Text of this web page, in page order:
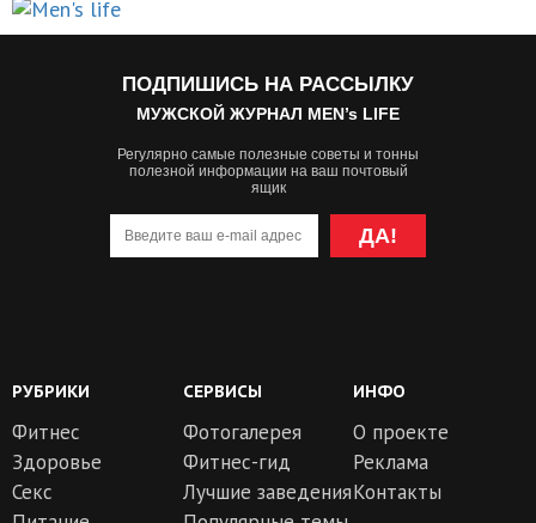
ПОДПИШИСЬ НА РАССЫЛКУ
МУЖСКОЙ ЖУРНАЛ MEN’s LIFE
Регулярно самые полезные советы и тонны
полезной информации на ваш почтовый
ящик
ДА!
РУБРИКИ
Фитнес
Здоровье
Секс
СЕРВИСЫ
Фотогалерея
Фитнес-гид
Лучшие заведения
ИНФО
О проекте
Реклама
Контакты